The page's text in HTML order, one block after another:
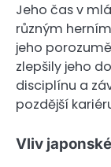
Jeho čas v
různým
jeho
zlepšily jeho
disciplínu a
pozdější
Vliv